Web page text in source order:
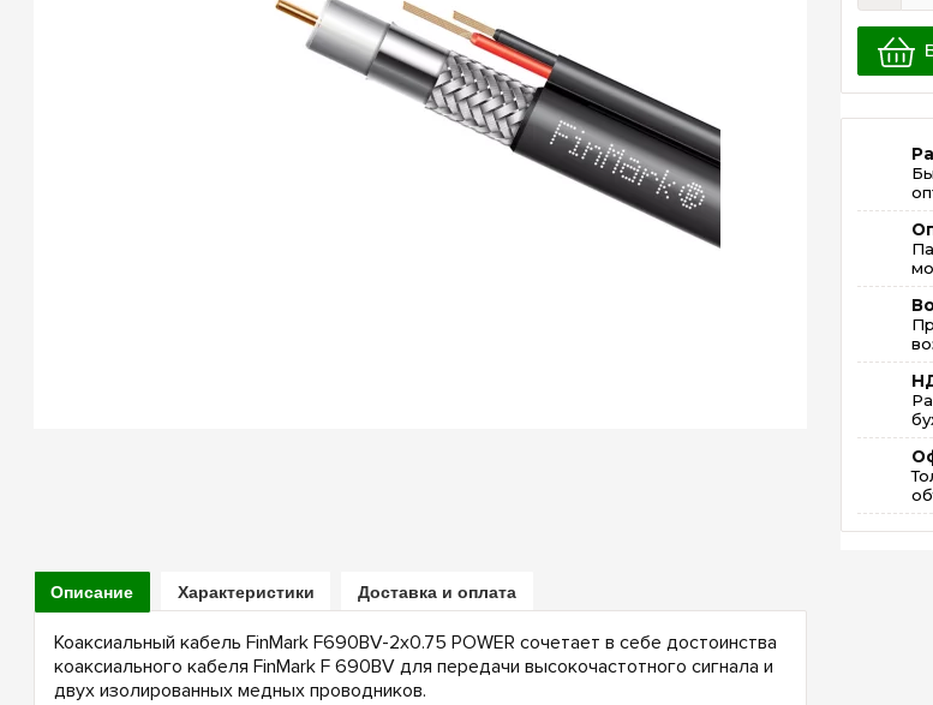
Описание Характеристики Доставка и оплата
Коаксиальный кабель FinMark F690BV-2x0.75 POWER сочетает в себе достоинства
коаксиального кабеля FinMark F 690BV для передачи высокочастотного сигнала и
двух изолированных медных проводников.